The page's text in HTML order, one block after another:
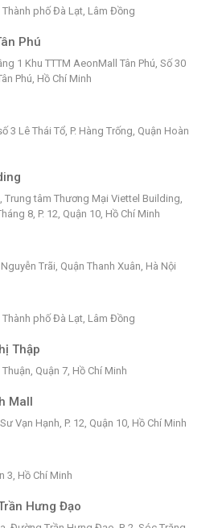
Thành phố Đà Lạt, Lâm Đồng
Phú
1 Khu TTTM AeonMall Tân Phú, Số 30
Phú, Hồ Chí Minh
3 Lê Thái Tổ, P. Hàng Trống, Quận Hoàn
Trung tâm Thương Mại Viettel Building,
8, P. 12, Quận 10, Hồ Chí Minh
Trãi, Quận Thanh Xuân, Hà Nội
Thành phố Đà Lạt, Lâm Đồng
Thập
Quận 7, Hồ Chí Minh
Mall
Vạn Hạnh, P. 12, Quận 10, Hồ Chí Minh
3, Hồ Chí Minh
Hưng Đạo